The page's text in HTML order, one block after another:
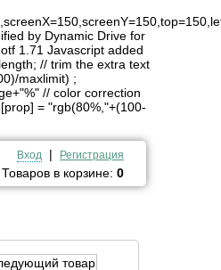
by Dynamic Drive for
1.71 Javascript added
// trim the extra text
maxlimit) ;
// color correction
= "rgb(80%,"+(100-
Вход | Регистрация
Товаров в корзине: 0